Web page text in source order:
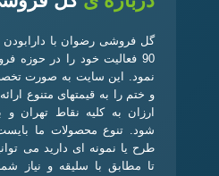
90 فعالیت خود را در حوزه
نمود. این سایت به صورت
و ختم را به قیمتهای متنوع
ارزان به کلیه نقاط تهران
شود. تنوع محصولات ما
طرح یا نمونه ای دارید می
تا مطابق با سلیقه و نیاز